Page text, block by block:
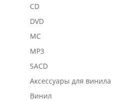
CD
DVD
MC
MP3
SACD
Аксессуары для винила
Винил